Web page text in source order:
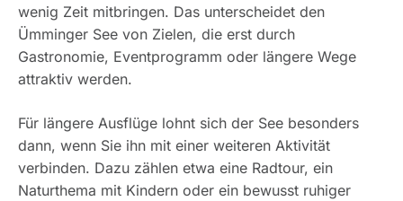
wenig Zeit mitbringen. Das unterscheidet den
Ümminger See von Zielen, die erst durch
Gastronomie, Eventprogramm oder längere Wege
attraktiv werden.
Für längere Ausflüge lohnt sich der See besonders
dann, wenn Sie ihn mit einer weiteren Aktivität
verbinden. Dazu zählen etwa eine Radtour, ein
Naturthema mit Kindern oder ein bewusst ruhiger